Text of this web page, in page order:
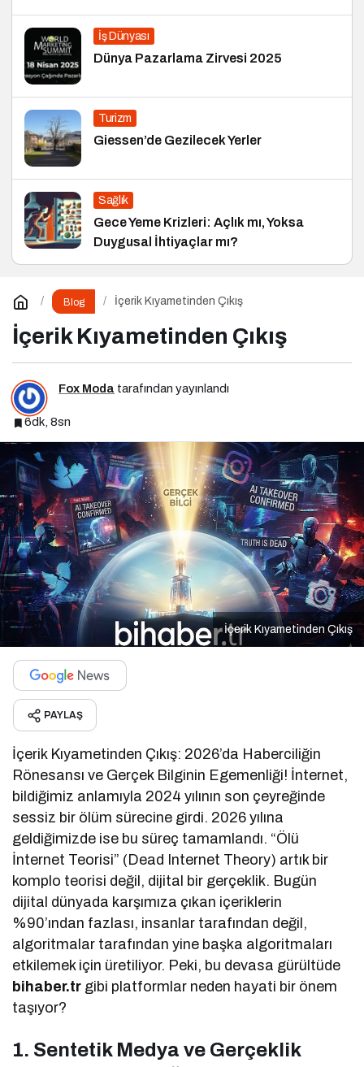
İş Dünyası
Dünya Pazarlama Zirvesi 2025
Turizm
Giessen’de Gezilecek Yerler
Sağlık
Gece Yeme Krizleri: Açlık mı, Yoksa
Duygusal İhtiyaçlar mı?
Blog İçerik Kıyametinden Çıkış
İçerik Kıyametinden Çıkış
Fox Moda tarafından yayınlandı
6dk, 8sn
İçerik Kıyametinden Çıkış
PAYLAŞ
İçerik Kıyametinden Çıkış: 2026’da Haberciliğin
Rönesansı ve Gerçek Bilginin Egemenliği! İnternet,
bildiğimiz anlamıyla 2024 yılının son çeyreğinde
sessiz bir ölüm sürecine girdi. 2026 yılına
geldiğimizde ise bu süreç tamamlandı. “Ölü
İnternet Teorisi” (Dead Internet Theory) artık bir
komplo teorisi değil, dijital bir gerçeklik. Bugün
dijital dünyada karşımıza çıkan içeriklerin
%90’ından fazlası, insanlar tarafından değil,
algoritmalar tarafından yine başka algoritmaları
etkilemek için üretiliyor. Peki, bu devasa gürültüde
bihaber.tr gibi platformlar neden hayati bir önem
taşıyor?
1. Sentetik Medya ve Gerçeklik